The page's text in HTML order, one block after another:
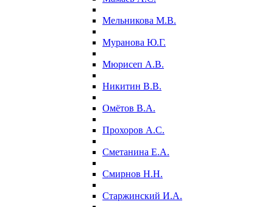
Мельникова М.В.
Муранова Ю.Г.
Мюрисеп А.В.
Никитин В.В.
Омётов В.А.
Прохоров А.С.
Сметанина Е.А.
Смирнов Н.Н.
Старжинский И.А.